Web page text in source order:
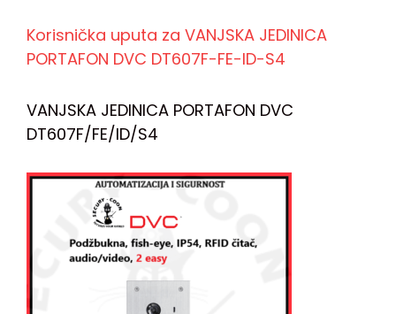
Korisnička uputa za VANJSKA JEDINICA
PORTAFON DVC DT607F-FE-ID-S4
VANJSKA JEDINICA PORTAFON DVC
DT607F/FE/ID/S4